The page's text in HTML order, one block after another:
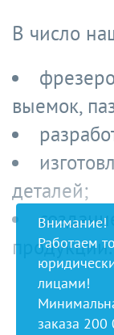
В число
выемок,
деталей;
продукции.
Внимание!
Работаем
лицами!
заказа 200